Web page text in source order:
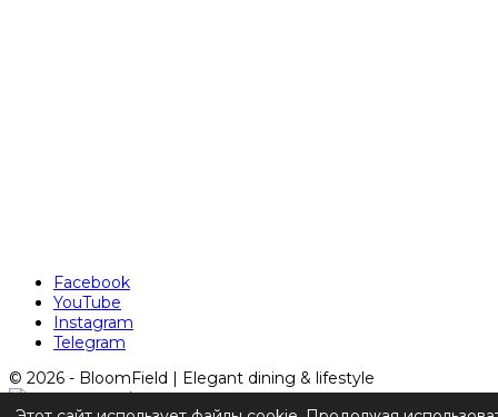
Facebook
YouTube
Instagram
Telegram
© 2026 - BloomField | Elegant dining & lifestyle